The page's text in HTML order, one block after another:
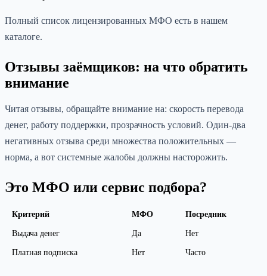
Полный список лицензированных МФО есть в нашем
каталоге.
Отзывы заёмщиков: на что обратить
внимание
Читая отзывы, обращайте внимание на: скорость перевода
денег, работу поддержки, прозрачность условий. Один-два
негативных отзыва среди множества положительных —
норма, а вот системные жалобы должны насторожить.
Это МФО или сервис подбора?
Критерий МФО Посредник
Выдача денег Да Нет
Платная подписка Нет Часто